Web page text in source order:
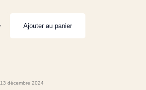
Ajouter au panier
13 décembre 2024